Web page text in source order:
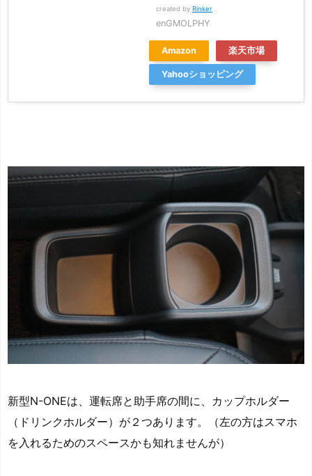
created by Rinker
enGMOLPHY
Amazon 楽天市場
Yahooショッピング
新型N-ONEは、運転席と助手席の間に、カップホルダー
（ドリンクホルダー）が２つあります。（左の方はスマホ
を入れるためのスペースかも知れませんが）